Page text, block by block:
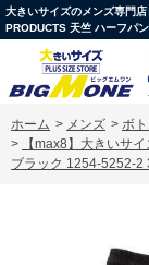
大きいサイズのメンズ専門
PRODUCTS 天竺 ハーフパ
ホーム > メンズ > ボ
>
【max8】大きいサ
ブラック 1254-5252-2